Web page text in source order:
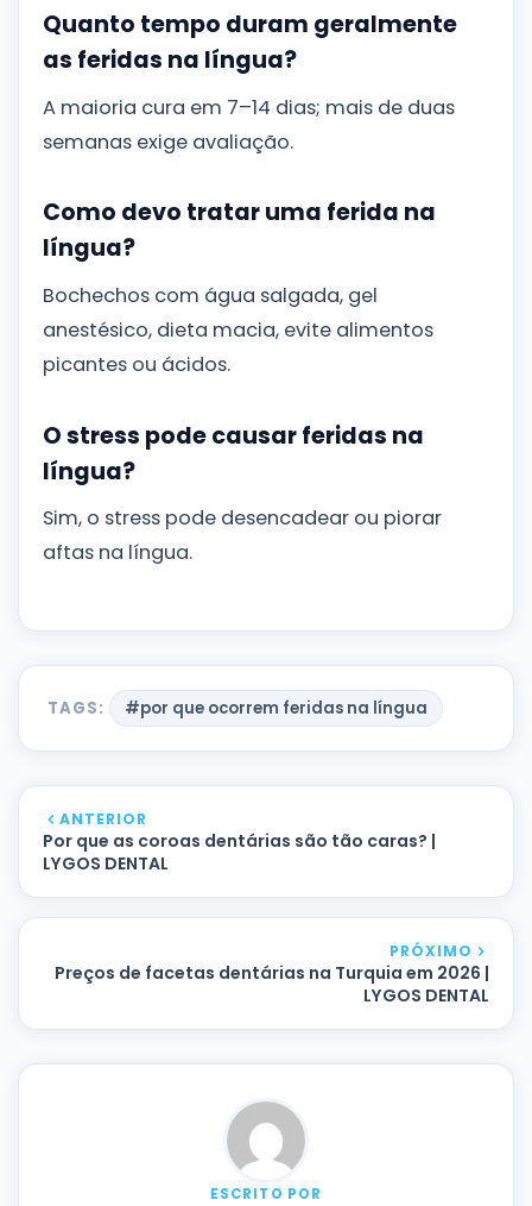
Quanto tempo duram geralmente
as feridas na língua?
A maioria cura em 7–14 dias; mais de duas
semanas exige avaliação.
Como devo tratar uma ferida na
língua?
Bochechos com água salgada, gel
anestésico, dieta macia, evite alimentos
picantes ou ácidos.
O stress pode causar feridas na
língua?
Sim, o stress pode desencadear ou piorar
aftas na língua.
TAGS: #por que ocorrem feridas na língua
ANTERIOR
Por que as coroas dentárias são tão caras? |
LYGOS DENTAL
PRÓXIMO
Preços de facetas dentárias na Turquia em 2026 |
LYGOS DENTAL
ESCRITO POR